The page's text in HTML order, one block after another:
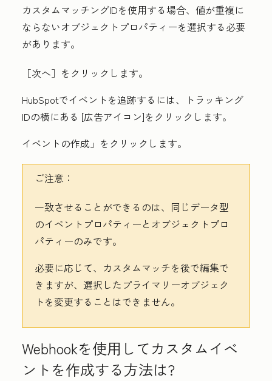
カスタムマッチングIDを使用する場合、値が重複に
ならないオブジェクトプロパティーを選択する必要
があります。
［次へ］ をクリックします。
HubSpotでイベントを追跡するには、トラッキング
IDの横にある [広告アイコン]をクリックします。
イベントの作成 」をクリックします。
ご注意：
一致させることができるのは、同じデータ型
のイベントプロパティーとオブジェクトプロ
パティーのみです。
必要に応じて、カスタムマッチを後で編集で
きますが、選択したプライマリーオブジェク
トを変更することはできません。
Webhookを使用してカスタムイベ
ントを作成する方法は?